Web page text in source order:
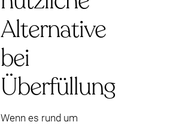
Alternative
bei
Überfüllung
Wenn es rund um